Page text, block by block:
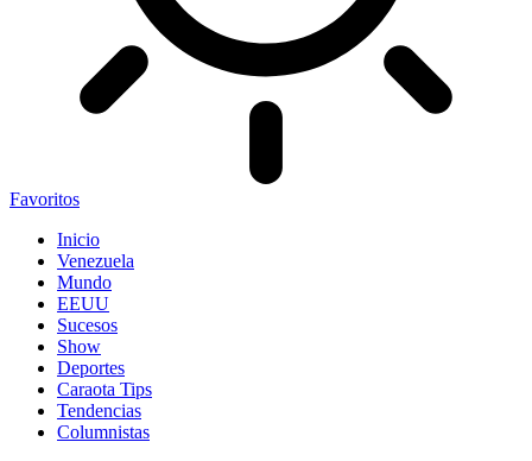
Favoritos
Inicio
Venezuela
Mundo
EEUU
Sucesos
Show
Deportes
Caraota Tips
Tendencias
Columnistas